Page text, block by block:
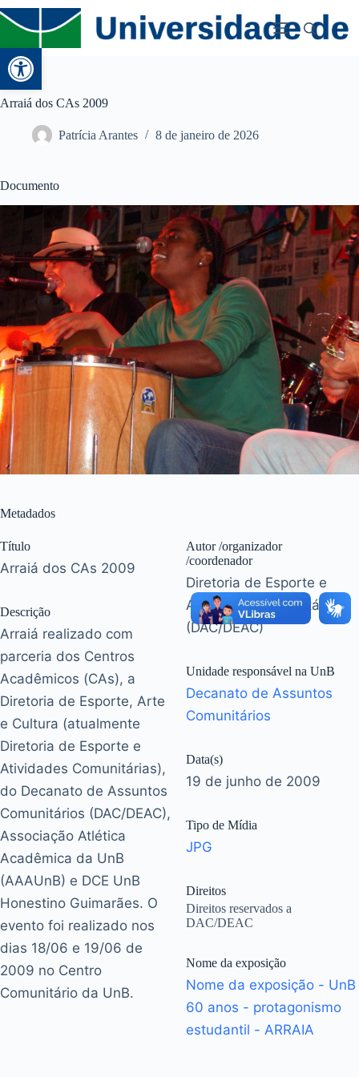
Abrir a barra de ferramentas
Arraiá dos CAs 2009
Patrícia Arantes 8 de janeiro de 2026
Documento
Metadados
Título
Arraiá dos CAs 2009
Descrição
Arraiá realizado com
parceria dos Centros
Acadêmicos (CAs), a
Diretoria de Esporte, Arte
e Cultura (atualmente
Diretoria de Esporte e
Atividades Comunitárias),
do Decanato de Assuntos
Comunitários (DAC/DEAC),
Associação Atlética
Acadêmica da UnB
(AAAUnB) e DCE UnB
Honestino Guimarães. O
evento foi realizado nos
dias 18/06 e 19/06 de
2009 no Centro
Comunitário da UnB.
Autor /organizador
/coordenador
Diretoria de Esporte e
Atividades Comunitárias
(DAC/DEAC)
Unidade responsável na UnB
Decanato de Assuntos
Comunitários
Data(s)
19 de junho de 2009
Tipo de Mídia
JPG
Direitos
Direitos reservados a
DAC/DEAC
Nome da exposição
Nome da exposição - UnB
60 anos - protagonismo
estudantil - ARRAIA